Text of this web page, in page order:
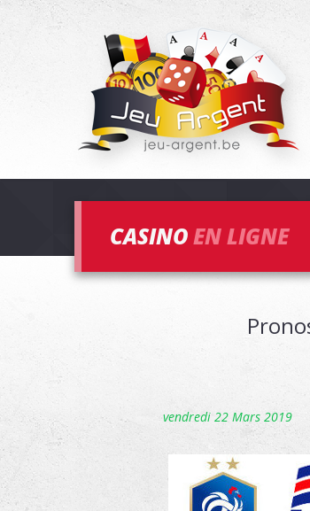
CASINOEN LIGNE
vendredi 22 Mars 2019